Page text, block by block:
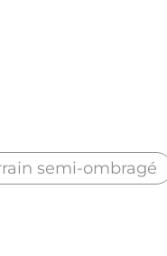
semi-ombragé